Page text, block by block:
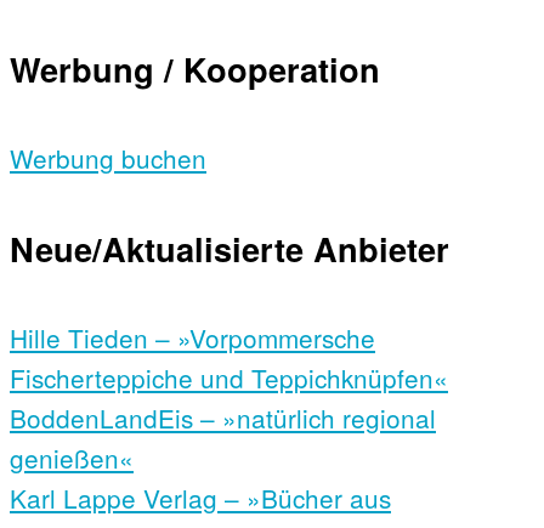
Werbung / Kooperation
Werbung buchen
Neue/Aktualisierte Anbieter
Hille Tieden – »Vorpommersche
Fischerteppiche und Teppichknüpfen«
BoddenLandEis – »natürlich regional
genießen«
Karl Lappe Verlag – »Bücher aus